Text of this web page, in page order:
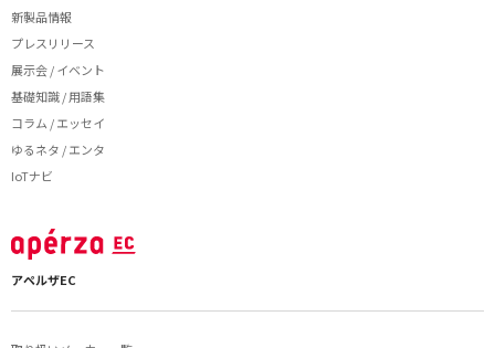
新製品情報
プレスリリース
展示会 / イベント
基礎知識 / 用語集
コラム / エッセイ
ゆるネタ / エンタ
IoTナビ
アペルザEC